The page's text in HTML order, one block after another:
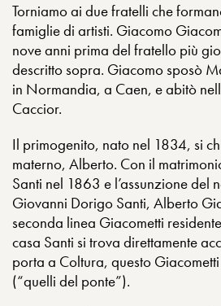
Torniamo ai due fratelli che
famiglie di artisti. Giacomo
nove anni prima del fratello più
descritto sopra. Giacomo sposò
in Normandia, a Caen, e abitò
Caccior.
Il primogenito, nato nel 1834, si
materno, Alberto. Con il
Santi nel 1863 e l’assunzione del
Giovanni Dorigo Santi, Alberto
seconda linea Giacometti
casa Santi si trova direttamente
porta a Coltura, questo
(“quelli del ponte”).